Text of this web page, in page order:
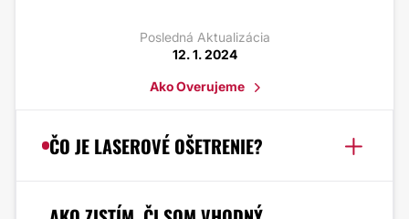
Posledná Aktualizácia
12. 1. 2024
Ako Overujeme
ČO JE LASEROVÉ OŠETRENIE?